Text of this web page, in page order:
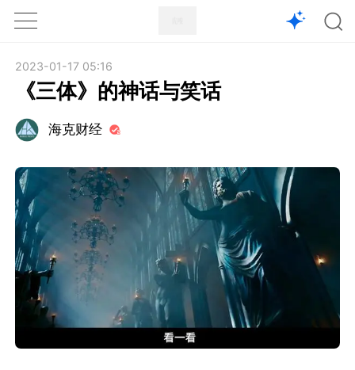
1X
2023-01-17 05:16
《三体》的神话与笑话
海克财经